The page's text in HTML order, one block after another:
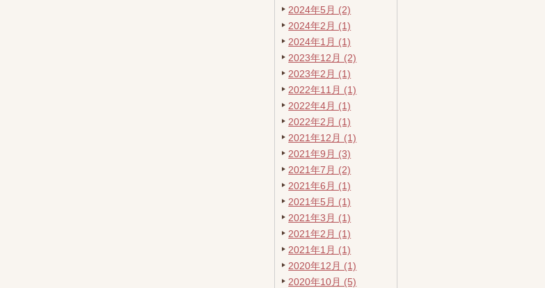
2024年5月 (2)
2024年2月 (1)
2024年1月 (1)
2023年12月 (2)
2023年2月 (1)
2022年11月 (1)
2022年4月 (1)
2022年2月 (1)
2021年12月 (1)
2021年9月 (3)
2021年7月 (2)
2021年6月 (1)
2021年5月 (1)
2021年3月 (1)
2021年2月 (1)
2021年1月 (1)
2020年12月 (1)
2020年10月 (5)